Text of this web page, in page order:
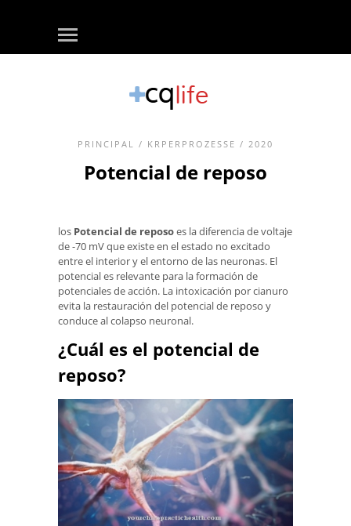
PRINCIPAL / KRPERPROZESSE / 2020
Potencial de reposo
los Potencial de reposoes la diferencia de voltaje
de -70 mV que existe en el estado no excitado
entre el interior y el entorno de las neuronas. El
potencial es relevante para la formación de
potenciales de acción. La intoxicación por cianuro
evita la restauración del potencial de reposo y
conduce al colapso neuronal.
¿Cuál es el potencial de
reposo?